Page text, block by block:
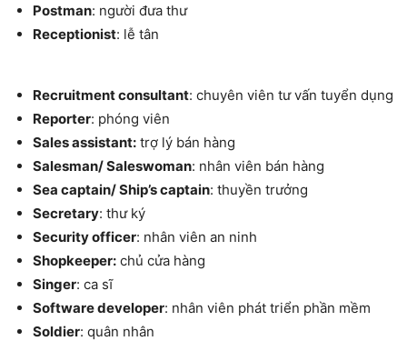
Postman: người đưa thư
Receptionist: lễ tân
Recruitment consultant: chuyên viên tư vấn tuyển dụng
Reporter: phóng viên
Sales assistant: trợ lý bán hàng
Salesman/ Saleswoman: nhân viên bán hàng
Sea captain/ Ship’s captain: thuyền trưởng
Secretary: thư ký
Security officer: nhân viên an ninh
Shopkeeper: chủ cửa hàng
Singer: ca sĩ
Software developer: nhân viên phát triển phần mềm
Soldier: quân nhân